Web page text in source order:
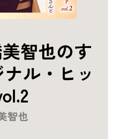
智也のす
ル・ヒッ
智也